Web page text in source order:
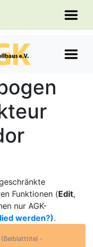
Funktionen (Edit,
nur AGK-
werden?).
(Beiblatttitel -